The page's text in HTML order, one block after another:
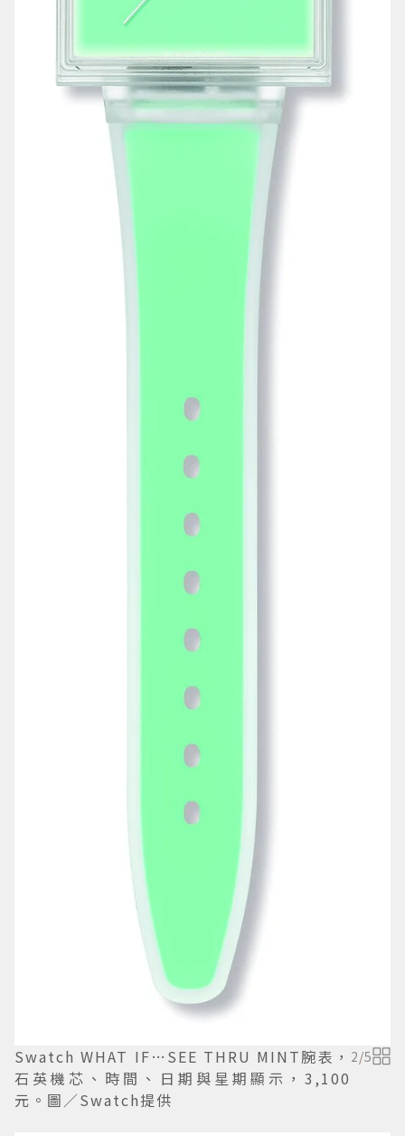
Swatch WHAT IF…SEE THRU MINT腕表，
石英機芯、時間、日期與星期顯示，3,100
元。圖／Swatch提供
2/5